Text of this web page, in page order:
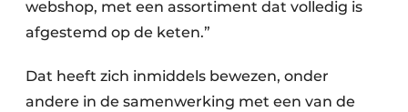
webshop, met een assortiment dat volledig is
afgestemd op de keten.”
Dat heeft zich inmiddels bewezen, onder
andere in de samenwerking met een van de